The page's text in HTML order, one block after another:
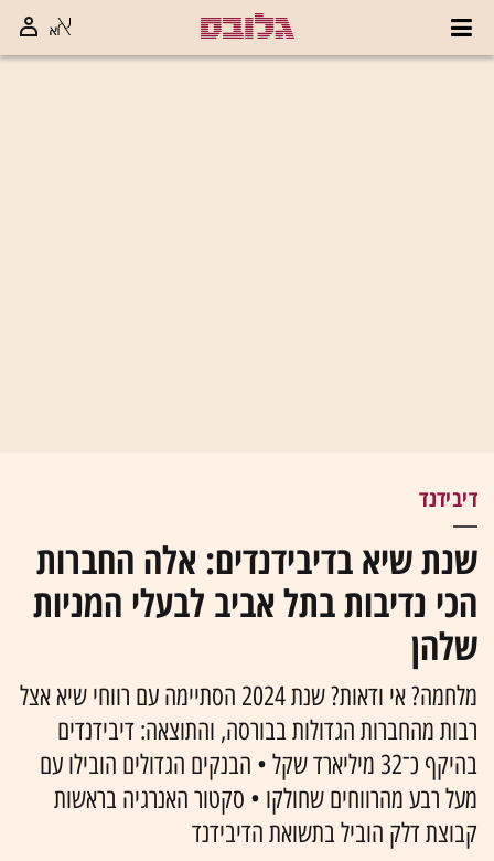
דיבידנד
שנת שיא בדיבידנדים: אלה החברות
הכי נדיבות בתל אביב לבעלי המניות
שלהן
מלחמה? אי ודאות? שנת 2024 הסתיימה עם רווחי שיא אצל
רבות מהחברות הגדולות בבורסה, והתוצאה: דיבידנדים
בהיקף כ־32 מיליארד שקל • הבנקים הגדולים הובילו עם
מעל רבע מהרווחים שחולקו • סקטור האנרגיה בראשות
קבוצת דלק הוביל בתשואת הדיבידנד